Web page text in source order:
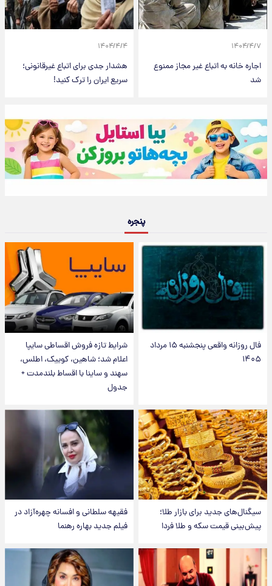
۱۴۰۴/۴/۷
اجاره خانه به اتباع غیر مجاز ممنوع
شد
۱۴۰۴/۴/۴
هشدار جدی برای اتباع غیرقانونی؛
سریع ایران را ترک کنید!
پنجره
فال روزانه واقعی پنجشنبه ۱۵ مرداد
۱۴۰۵
شرایط تازه فروش اقساطی سایپا
اعلام شد؛ شاهین، کوییک، اطلس،
سهند و ساینا با اقساط بلندمدت +
جدول
سیگنال‌های جدید برای بازار طلا؛
پیش‌بینی قیمت سکه و طلا فردا
فقیهه سلطانی و افسانه چهره‌آزاد در
فیلم جدید بهاره رهنما